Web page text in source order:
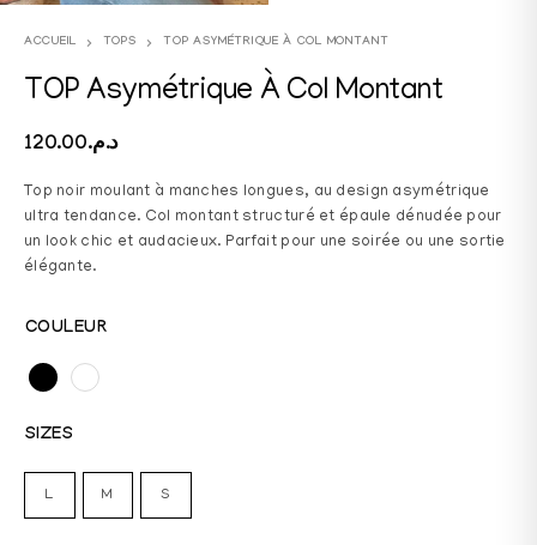
ACCUEIL TOPS TOP ASYMÉTRIQUE À COL MONTANT
TOP Asymétrique À Col Montant
د.م.120.00
Top noir moulant à manches longues, au design asymétrique
ultra tendance. Col montant structuré et épaule dénudée pour
un look chic et audacieux. Parfait pour une soirée ou une sortie
élégante.
COULEUR
SIZES
L M S